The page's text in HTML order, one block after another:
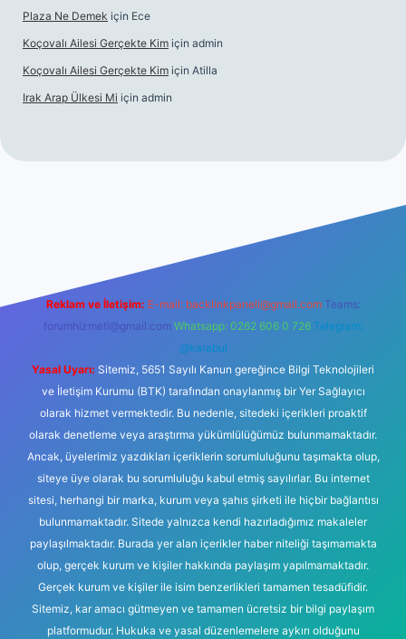
Plaza Ne Demek için Ece
Koçovalı Ailesi Gerçekte Kim için admin
Koçovalı Ailesi Gerçekte Kim için Atilla
Irak Arap Ülkesi Mi için admin
Reklam ve İletişim: E-mail: backlinkpaneli@gmail.com Teams:
forumhizmeti@gmail.com Whatsapp: 0262 606 0 726 Telegram:
@karabul
Yasal Uyarı: Sitemiz, 5651 Sayılı Kanun gereğince Bilgi Teknolojileri
ve İletişim Kurumu (BTK) tarafından onaylanmış bir Yer Sağlayıcı
olarak hizmet vermektedir. Bu nedenle, sitedeki içerikleri proaktif
olarak denetleme veya araştırma yükümlülüğümüz bulunmamaktadır.
Ancak, üyelerimiz yazdıkları içeriklerin sorumluluğunu taşımakta olup,
siteye üye olarak bu sorumluluğu kabul etmiş sayılırlar. Bu internet
sitesi, herhangi bir marka, kurum veya şahıs şirketi ile hiçbir bağlantısı
bulunmamaktadır. Sitede yalnızca kendi hazırladığımız makaleler
paylaşılmaktadır. Burada yer alan içerikler haber niteliği taşımamakta
olup, gerçek kurum ve kişiler hakkında paylaşım yapılmamaktadır.
Gerçek kurum ve kişiler ile isim benzerlikleri tamamen tesadüfidir.
Sitemiz, kar amacı gütmeyen ve tamamen ücretsiz bir bilgi paylaşım
platformudur. Hukuka ve yasal düzenlemelere aykırı olduğunu